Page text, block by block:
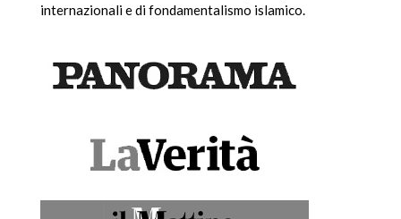
internazionali e di fondamentalismo islamico.